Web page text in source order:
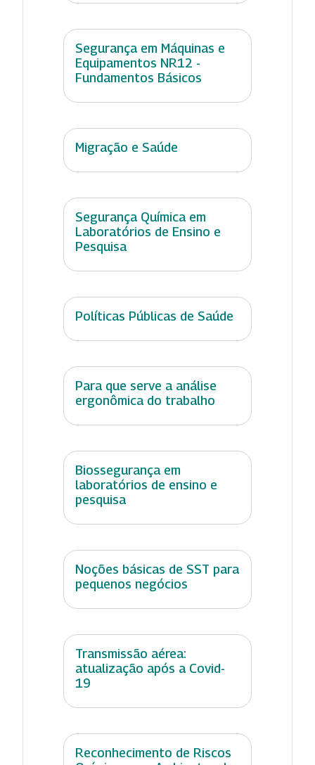
Segurança em Máquinas e
Equipamentos NR12 -
Fundamentos Básicos
Migração e Saúde
Segurança Química em
Laboratórios de Ensino e
Pesquisa
Políticas Públicas de Saúde
Para que serve a análise
ergonômica do trabalho
Biossegurança em
laboratórios de ensino e
pesquisa
Noções básicas de SST para
pequenos negócios
Transmissão aérea:
atualização após a Covid-
19
Reconhecimento de Riscos